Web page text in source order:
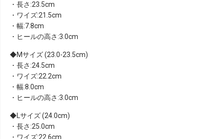
・長さ:23.5cm
・ワイズ:21.5cm
・幅:7.8cm
・ヒールの高さ:3.0cm
Mサイズ (23.0-23.5cm)
・長さ:24.5cm
・ワイズ:22.2cm
・幅:8.0cm
・ヒールの高さ:3.0cm
Lサイズ (24.0cm)
・長さ:25.0cm
・ワイズ:22.6cm